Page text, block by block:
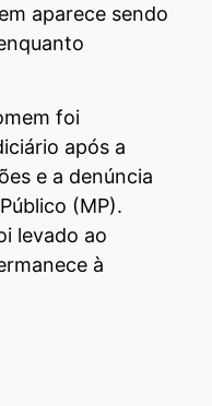
aparece sendo
foi
após a
e a denúncia
(MP).
levado ao
à